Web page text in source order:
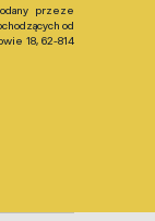
przeze
od
18, 62-814